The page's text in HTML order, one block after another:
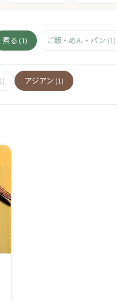
煮る (1) ご飯・めん・パン (1)
アジアン (1)